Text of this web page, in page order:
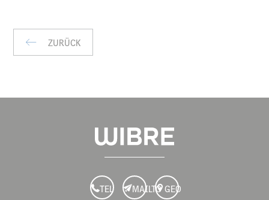
ZURÜCK
TEL MAILTO GEO